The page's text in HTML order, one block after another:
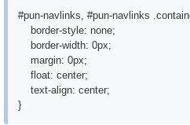
#pun-navlinks, #pun-navlinks
border-style: none;
border-width: 0px;
margin: 0px;
float: center;
text-align: center;
}